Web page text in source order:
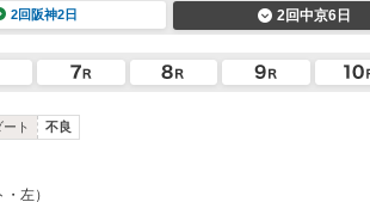
2回阪神2日 2回中京6日
ート 不良
・左）